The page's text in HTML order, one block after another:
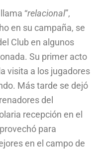
“relacional”,
en su campaña, se
Club en algunos
Su primer acto
visita a los jugadores
Más tarde se dejó
del
recepción en el
para
en el campo de